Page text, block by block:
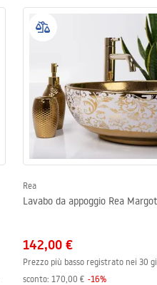
Rea
Lavabo da appoggio Rea
142,00 €
Prezzo più basso registrato nei 30
sconto: 170,00 € -16%